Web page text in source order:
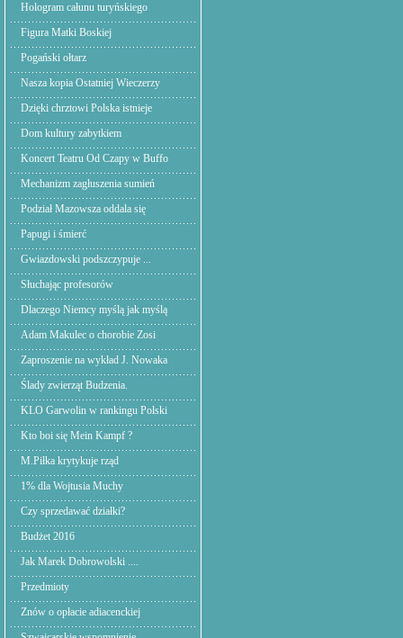
Hologram całunu turyńskiego
Figura Matki Boskiej
Pogański ołtarz
Nasza kopia Ostatniej Wieczerzy
Dzięki chrztowi Polska istnieje
Dom kultury zabytkiem
Koncert Teatru Od Czapy w Buffo
Mechanizm zagłuszenia sumień
Podział Mazowsza oddala się
Papugi i śmierć
Gwiazdowski podszczypuje ...
Słuchając profesorów
Dlaczego Niemcy myślą jak myślą
Adam Makulec o chorobie Zosi
Zaproszenie na wykład J. Nowaka
Ślady zwierząt Budzenia.
KLO Garwolin w rankingu Polski
Kto boi się Mein Kampf ?
M.Piłka krytykuje rząd
1% dla Wojtusia Muchy
Czy sprzedawać działki?
Budżet 2016
Jak Marek Dobrowolski ....
Przedmioty
Znów o opłacie adiacenckiej